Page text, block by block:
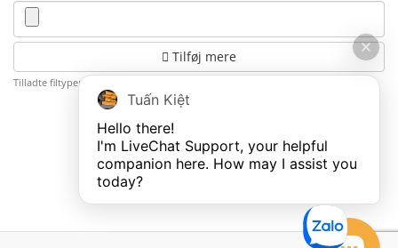
Tilføj mere
Tilladte filtyper: .jpg, .gif, .jpeg, .png, .txt, .pdf (Maks. Filstørrelse: 2000MB)
Tuấn Kiệt
Hello there!
I'm LiveChat Support, your helpful
companion here. How may I assist you
today?